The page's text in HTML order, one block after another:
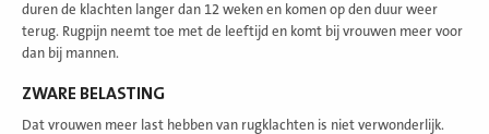
duren de klachten langer dan 12 weken en komen op den duur weer
terug. Rugpijn neemt toe met de leeftijd en komt bij vrouwen meer voor
dan bij mannen.
ZWARE BELASTING
Dat vrouwen meer last hebben van rugklachten is niet verwonderlijk.